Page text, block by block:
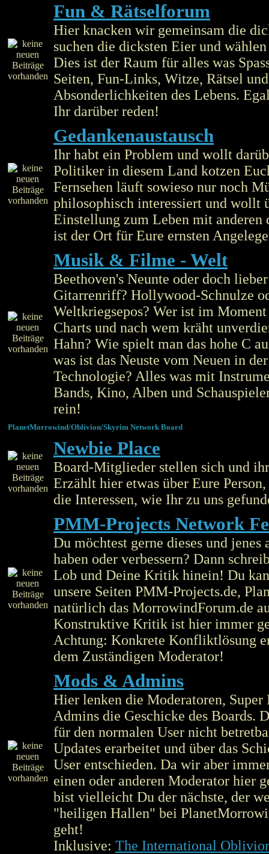
Fun & Rätselforum
Hier knacken wir gemeinsam die
suchen die dicksten Eier und
Dies ist der Raum für alles was
Seiten, Fun-Links, Witze, Rätsel
Absonderlichkeiten des Lebens.
Ihr darüber reden!
Gedankenaustausch
Ihr habt ein Problem und wollt
Politiker in diesem Land kotzen
Fernsehen läuft sowieso nur noch
philosophisch interessiert und wollt
Einstellung zum Leben mit anderen
ist der Ort für Eure ernsten
Musik & Filme - Welt
Beethoven's Neunte oder doch
Gitarrenriff? Hollywood-Schnulze
Weltkriegsepos? Wer ist im
Charts und nach wem kräht
Hahn? Wie spielt man das hohe C
was ist das Neuste vom Neuen in
Technologie? Alles was mit
Bands, Kino, Alben und
rein!
PlanetMorrowind/Oblivion/Skyrim Network Board
Newbie Place
Board-Mitglieder stellen sich und
Erzählt hier etwas über Eure
die Interessen, wie Ihr zu uns
PMM-Projects Network
Du möchtest gerne dieses und jenes
haben oder verbessern? Dann
Lob und Deine Kritik hinein! Du
unsere Seiten PMM-Projects.de,
natürlich das MorrowindForum.de
Konstruktive Kritik ist hier immer
Achtung: Konkrete Konfliktlösung
dem Zuständigen Moderator!
Mods & Admins
Hier lenken die Moderatoren, Super
Admins die Geschicke des Boards.
für den normalen User nicht
Updates erarbeitet und über das
User entschieden. Da wir aber
einen oder anderen Moderator hier
bist vielleicht Du der nächste, der
"heiligen Hallen" bei
geht!
Inklusive: The International